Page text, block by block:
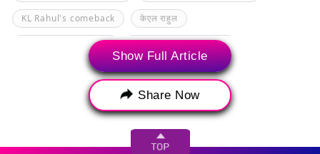
KL Rahul's comeback केएल राहुल
केएल राहुल जिम वर्कआउट केएल राहुल दुखापती अपडेट
केएल राहुलचे पुनरागमन आशिया कप 2023
Show Full Article
Share Now